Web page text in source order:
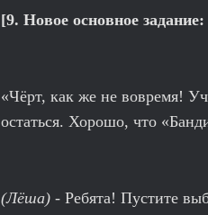
[9. Новое основное
«Чёрт, как же не вовремя!
остаться. Хорошо, что
(Лёша) - Ребята! Пустите